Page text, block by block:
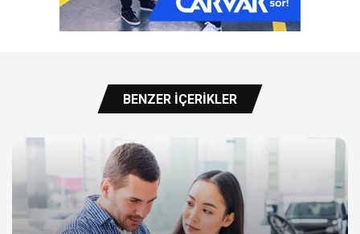
BENZER İÇERIKLER